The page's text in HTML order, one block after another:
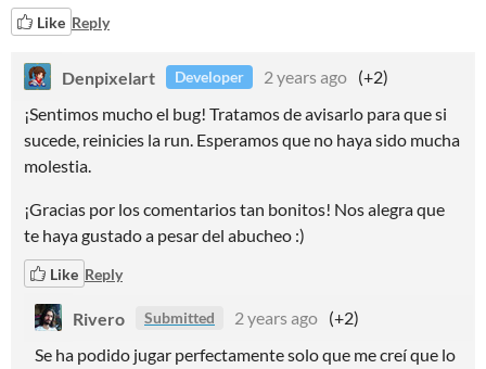
Like Reply
Denpixelart Developer 2 years ago (+2)
¡Sentimos mucho el bug! Tratamos de avisarlo para que si
sucede, reinicies la run. Esperamos que no haya sido mucha
molestia.
¡Gracias por los comentarios tan bonitos! Nos alegra que
te haya gustado a pesar del abucheo :)
Like Reply
Rivero Submitted 2 years ago (+2)
Se ha podido jugar perfectamente solo que me creí que lo